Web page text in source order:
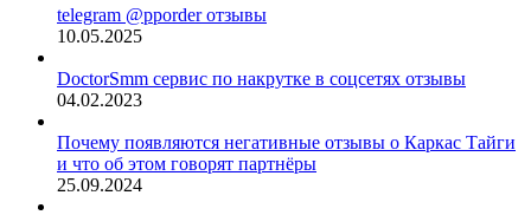
telegram @pporder отзывы
10.05.2025
DoctorSmm сервис по накрутке в соцсетях отзывы
04.02.2023
Почему появляются негативные отзывы о Каркас Тайги
и что об этом говорят партнёры
25.09.2024